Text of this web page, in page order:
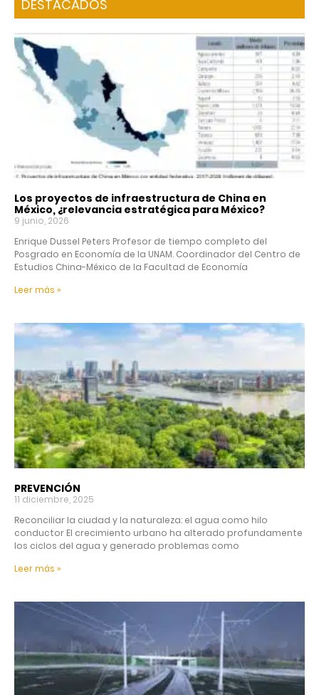
DESTACADOS
Los proyectos de infraestructura de China en
México, ¿relevancia estratégica para México?
9 junio, 2026
Enrique Dussel Peters Profesor de tiempo completo del
Posgrado en Economía de la UNAM. Coordinador del Centro de
Estudios China-México de la Facultad de Economía
Leer más »
PREVENCIÓN
11 diciembre, 2025
Reconciliar la ciudad y la naturaleza: el agua como hilo
conductor El crecimiento urbano ha alterado profundamente
los ciclos del agua y generado problemas como
Leer más »